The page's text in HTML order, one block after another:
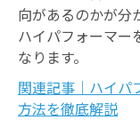
向があるのかが分
ハイパフォーマー
なります。
関連記事｜ハイパ
方法を徹底解説